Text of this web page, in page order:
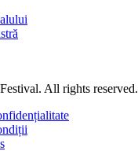
All rights reserved.